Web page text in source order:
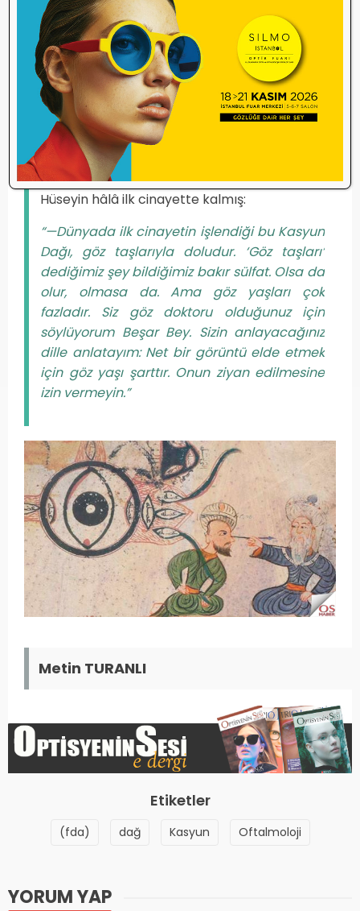
olursam olayım, bu mesleğe ilgimi hiç
kaybetmedim. Evimde özel muayene odası
kurup Esma’yı iki kez göz ameliyatı
yapmışlığım bile vardır. Maksat el becerimi
kaybetmeyeyim. Putin’e bir katarakt
ameliyatı yapabilsem mesleki kariyerimde
zirveye çıkmış olurum.
Hüseyin hâlâ ilk cinayette kalmış:
“—Dünyada ilk cinayetin işlendiği bu Kasyun
Dağı, göz taşlarıyla doludur. ‘Göz taşları’
dediğimiz şey bildiğimiz bakır sülfat. Olsa da
olur, olmasa da. Ama göz yaşları çok
fazladır. Siz göz doktoru olduğunuz için
söylüyorum Beşar Bey. Sizin anlayacağınız
dille anlatayım: Net bir görüntü elde etmek
için göz yaşı şarttır. Onun ziyan edilmesine
izin vermeyin.”
Metin TURANLI
Etiketler
(fda) dağ Kasyun Oftalmoloji
YORUM YAP